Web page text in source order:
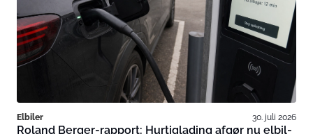
Elbiler 30. juli 2026
Roland Berger-rapport: Hurtiglading afgør nu elbil-